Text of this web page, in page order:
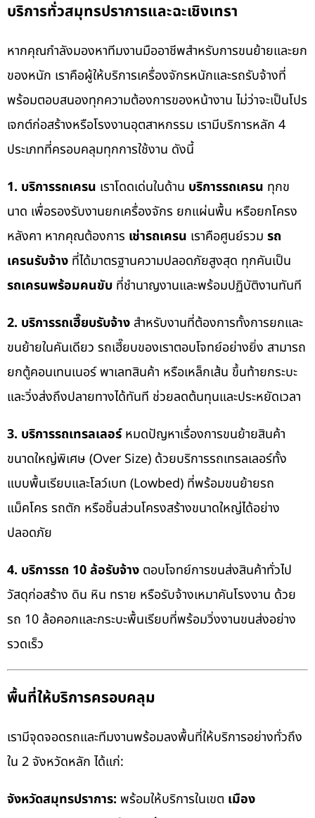
บริการทั่วสมุทรปราการและฉะเชิงเทรา
หากคุณกำลังมองหาทีมงานมืออาชีพสำหรับการขนย้ายและยก
ของหนัก เราคือผู้ให้บริการเครื่องจักรหนักและรถรับจ้างที่
พร้อมตอบสนองทุกความต้องการของหน้างาน ไม่ว่าจะเป็นโปร
เจกต์ก่อสร้างหรือโรงงานอุตสาหกรรม เรามีบริการหลัก 4
ประเภทที่ครอบคลุมทุกการใช้งาน ดังนี้
1. บริการรถเครน เราโดดเด่นในด้าน บริการรถเครน ทุกข
นาด เพื่อรองรับงานยกเครื่องจักร ยกแผ่นพื้น หรือยกโครง
หลังคา หากคุณต้องการ เช่ารถเครน เราคือศูนย์รวม รถ
เครนรับจ้าง ที่ได้มาตรฐานความปลอดภัยสูงสุด ทุกคันเป็น
รถเครนพร้อมคนขับ ที่ชำนาญงานและพร้อมปฏิบัติงานทันที
2. บริการรถเฮี๊ยบรับจ้าง สำหรับงานที่ต้องการทั้งการยกและ
ขนย้ายในคันเดียว รถเฮี๊ยบของเราตอบโจทย์อย่างยิ่ง สามารถ
ยกตู้คอนเทนเนอร์ พาเลทสินค้า หรือเหล็กเส้น ขึ้นท้ายกระบะ
และวิ่งส่งถึงปลายทางได้ทันที ช่วยลดต้นทุนและประหยัดเวลา
3. บริการรถเทรลเลอร์หมดปัญหาเรื่องการขนย้ายสินค้า
ขนาดใหญ่พิเศษ (Over Size) ด้วยบริการรถเทรลเลอร์ทั้ง
แบบพื้นเรียบและโลว์เบท (Lowbed) ที่พร้อมขนย้ายรถ
แม็คโคร รถตัก หรือชิ้นส่วนโครงสร้างขนาดใหญ่ได้อย่าง
ปลอดภัย
4. บริการรถ 10 ล้อรับจ้าง ตอบโจทย์การขนส่งสินค้าทั่วไป
วัสดุก่อสร้าง ดิน หิน ทราย หรือรับจ้างเหมาคันโรงงาน ด้วย
รถ 10 ล้อคอกและกระบะพื้นเรียบที่พร้อมวิ่งงานขนส่งอย่าง
รวดเร็ว
พื้นที่ให้บริการครอบคลุม
เรามีจุดจอดรถและทีมงานพร้อมลงพื้นที่ให้บริการอย่างทั่วถึง
ใน 2 จังหวัดหลัก ได้แก่:
จังหวัดสมุทรปราการ: พร้อมให้บริการในเขต เมือง